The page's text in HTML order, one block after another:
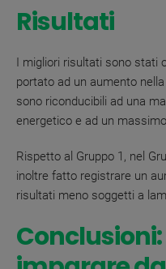
Risultati
I migliori risultati sono stati
portato ad un aumento
sono riconducibili ad una
energetico e ad un
Rispetto al Gruppo 1, nel
inoltre fatto registrare un
risultati meno soggetti a